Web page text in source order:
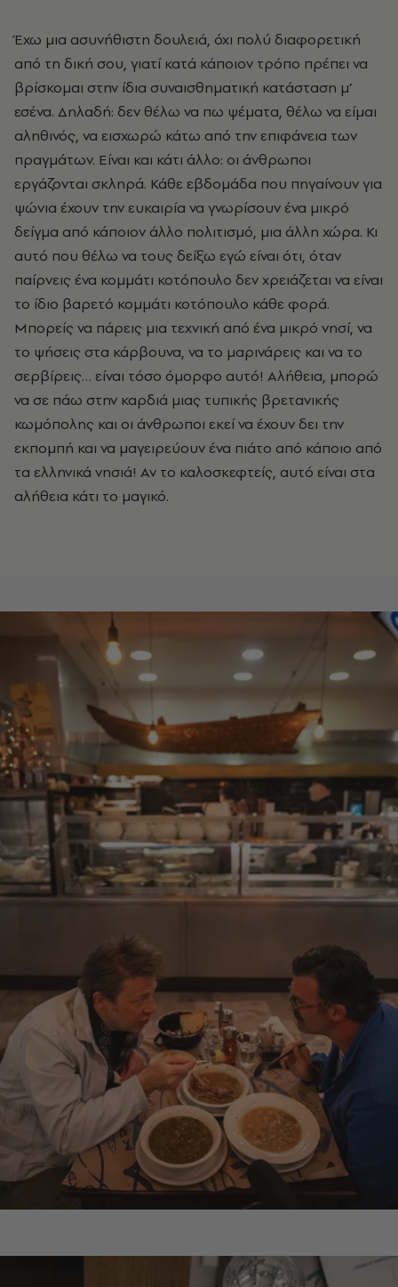
Έχω μια ασυνήθιστη δουλειά, όχι πολύ διαφορετική
από τη δική σου, γιατί κατά κάποιον τρόπο πρέπει να
βρίσκομαι στην ίδια συναισθηματική κατάσταση μ’
εσένα. Δηλαδή: δεν θέλω να πω ψέματα, θέλω να είμαι
αληθινός, να εισχωρώ κάτω από την επιφάνεια των
πραγμάτων. Είναι και κάτι άλλο: οι άνθρωποι
εργάζονται σκληρά. Κάθε εβδομάδα που πηγαίνουν για
ψώνια έχουν την ευκαιρία να γνωρίσουν ένα μικρό
δείγμα από κάποιον άλλο πολιτισμό, μια άλλη χώρα. Κι
αυτό που θέλω να τους δείξω εγώ είναι ότι, όταν
παίρνεις ένα κομμάτι κοτόπουλο δεν χρειάζεται να είναι
το ίδιο βαρετό κομμάτι κοτόπουλο κάθε φορά.
Μπορείς να πάρεις μια τεχνική από ένα μικρό νησί, να
το ψήσεις στα κάρβουνα, να το μαρινάρεις και να το
σερβίρεις… είναι τόσο όμορφο αυτό! Αλήθεια, μπορώ
να σε πάω στην καρδιά μιας τυπικής βρετανικής
κωμόπολης και οι άνθρωποι εκεί να έχουν δει την
εκπομπή και να μαγειρεύουν ένα πιάτο από κάποιο από
τα ελληνικά νησιά! Αν το καλοσκεφτείς, αυτό είναι στα
αλήθεια κάτι το μαγικό.